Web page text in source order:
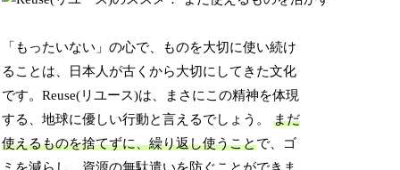
「もったいない」の心で、ものを大切に使い続け
ることは、日本人が古くから大切にしてきた文化
です。Reuse(リユース)は、まさにこの精神を体現
する、地球に優しい行動と言えるでしょう。まだ
使えるものを捨てずに、繰り返し使うことで、ゴ